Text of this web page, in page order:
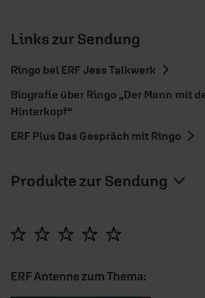
Links zur Sendung
Ringo bei ERF Jess Talkwerk
Biografie über Ringo „Der Mann mit
Hinterkopf“
ERF Plus Das Gespräch mit Ringo
Produkte zur Sendung
ERF Antenne zum Thema: